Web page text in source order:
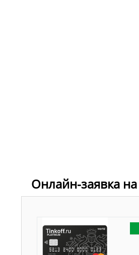
Онлайн-заявка